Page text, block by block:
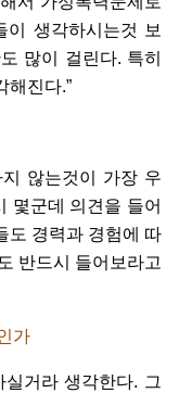
생각하시는것
보
많이 걸린다. 특히
해진다.”
않는것이 가장 우
몇군데 의견을 들어
도 경력과 경험에 따
반드시
들어보라고
가
실거라 생각한다. 그